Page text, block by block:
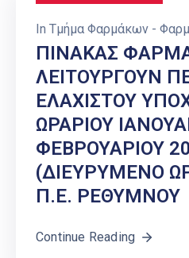
In Τμήμα Φαρμάκων -
ΠΙΝΑΚΑΣ
ΛΕΙΤΟΥΡΓΟΥΝ
ΕΛΑΧΙΣΤΟΥ
ΩΡΑΡΙΟΥ
ΦΕΒΡΟΥΑΡΙΟΥ
(ΔΙΕΥΡΥΜΕΝΟ
Π.Ε. ΡΕΘΥΜΝΟΥ
Continue Reading